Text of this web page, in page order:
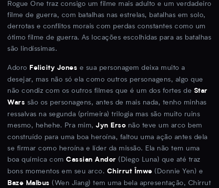
Rogue One traz consigo um filme mais adulto e um verdadeiro
filme de guerra, com batalhas nas estrelas, batalhas em solo,
derrotas e conflitos morais com perdas constantes como um
ótimo filme de guerra. As locações escolhidas para as batalhas
são lindíssimas.
Adoro Felicity Jones e sua personagem deixa muito a
desejar, mas não só ela como outros personagens, algo que
não condiz com os outros filmes que é um dos fortes de Star
Wars são os personagens, antes de mais nada, tenho minhas
ressalvas na segunda (primeira) trilogia mas são muito ruins
mesmo, hehehe. Pra mim, Jyn Erso não teve um arco bem
construído para uma boa heroína, faltou uma ação antes dela
se firmar como heroína e líder da missão. Ela não tem uma
boa química com Cassian Andor (Diego Luna) que até traz
bons momentos em seu arco. Chirrut Îmwe (Donnie Yen) e
Baze Malbus (Wen Jiang) tem uma bela apresentação, Chirrut